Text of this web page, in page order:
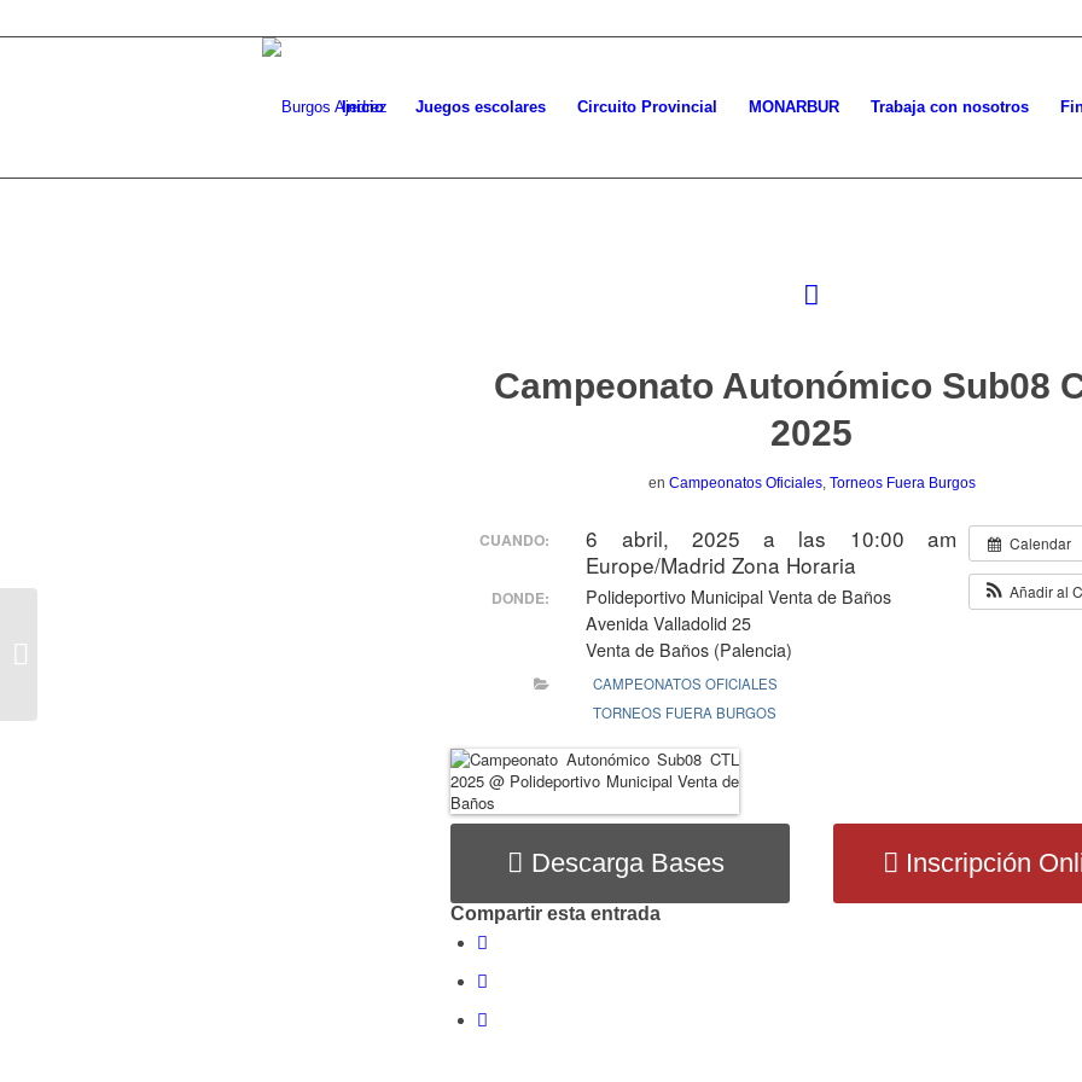
Inicio Juegos escolares Circuito Provincial MONARBUR Trabaja con nosotros
Campeonato Autonómico Sub08
2025
en Campeonatos Oficiales, Torneos Fuera Burgos
Calendar
Añadir al
CUANDO:
6 abril, 2025 a las 10:00 am
Europe/Madrid Zona Horaria
DONDE:
Polideportivo Municipal Venta de Baños
Avenida Valladolid 25
Venta de Baños (Palencia)
CAMPEONATOS OFICIALES
TORNEOS FUERA BURGOS
Descarga Bases Inscripción
Compartir esta entrada